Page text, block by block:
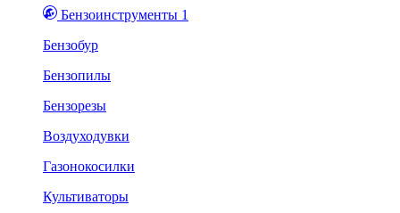
Бензоинструменты 1
Бензобур
Бензопилы
Бензорезы
Воздуходувки
Газонокосилки
Культиваторы